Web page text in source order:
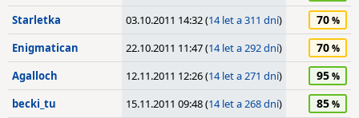
Starletka 03.10.2011 14:32 (14 let a 311 dní) 70
Enigmatican 22.10.2011 11:47 (14 let a 292 dní) 70
Agalloch 12.11.2011 12:26 (14 let a 271 dní) 95
becki_tu 15.11.2011 09:48 (14 let a 268 dní) 85